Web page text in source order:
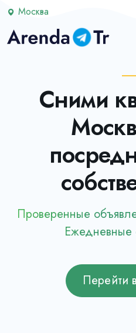
Москва
Сними
Проверенные
Ежедневные
Перейти